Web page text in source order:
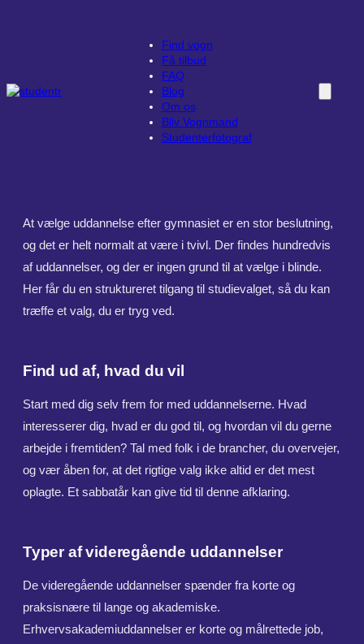
Find vogn
Få tilbud
FAQ
Blog
Om os
Bliv Vognmand
Studenterfotograf
At vælge uddannelse efter gymnasiet er en stor beslutning,
og det er helt normalt at være i tvivl. Der findes hundredvis
af uddannelser, og der er ingen grund til at vælge i blinde.
Her får du en struktureret tilgang til studievalget, så du kan
træffe et valg, du er tryg ved.
Find ud af, hvad du vil
Start med dig selv frem for med uddannelserne. Hvad
interesserer dig, hvad er du god til, og hvordan vil du gerne
arbejde i fremtiden? Tal med folk i de brancher, du overvejer,
og vær åben for, at det rigtige valg ikke altid er det mest
oplagte. Et sabbatår kan give tid til denne afklaring.
Typer af videregående uddannelser
De videregående uddannelser spænder fra korte og
praksisnære til lange og akademiske.
Erhvervsakademiuddannelser er korte og målrettede job,